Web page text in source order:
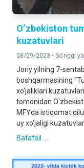
O‘zbekiston
kuzatuvlari
08/09/2023 • So'nggi
Joriy yilning 7-
boshqarmasining
xo‘jaliklari
tomonidan
MFYda istiqomat
uy xo‘jaligi
Batafsil ...